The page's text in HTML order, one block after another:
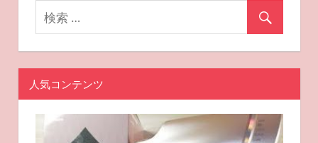
人気コンテンツ